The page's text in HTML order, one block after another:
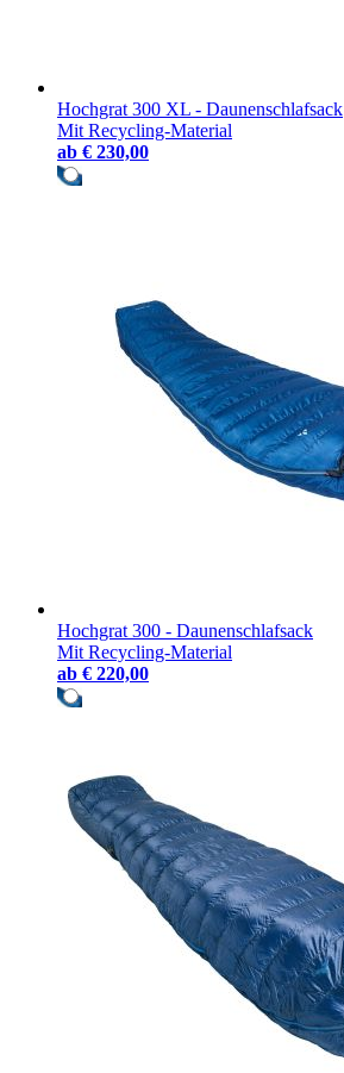
Hochgrat 300 XL - Daunenschlafsack
Mit Recycling-Material
ab € 230,00
Hochgrat 300 - Daunenschlafsack
Mit Recycling-Material
ab € 220,00